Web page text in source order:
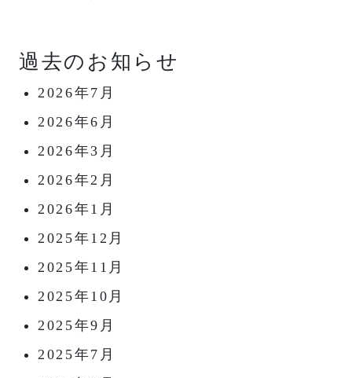
過去のお知らせ
2026年7月
2026年6月
2026年3月
2026年2月
2026年1月
2025年12月
2025年11月
2025年10月
2025年9月
2025年7月